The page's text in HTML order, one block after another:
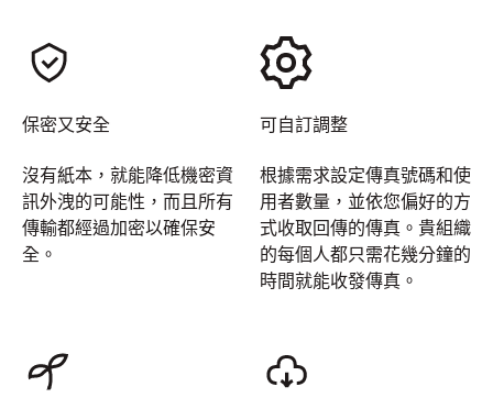
保密又安全
沒有紙本，就能降低機密資
訊外洩的可能性，而且所有
傳輸都經過加密以確保安
全。
可自訂調整
根據需求設定傳真號碼和使
用者數量，並依您偏好的方
式收取回傳的傳真。貴組織
的每個人都只需花幾分鐘的
時間就能收發傳真。